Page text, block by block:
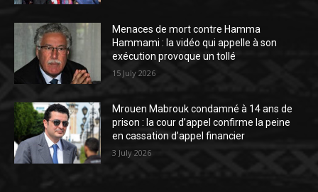
Menaces de mort contre Hamma
Hammami : la vidéo qui appelle à son
exécution provoque un tollé
15 July 2026
Mrouen Mabrouk condamné à 14 ans de
prison : la cour d’appel confirme la peine
en cassation d’appel financier
3 July 2026